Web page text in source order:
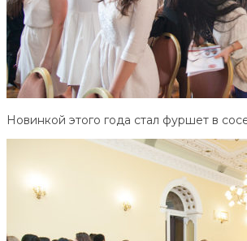
Новинкой этого года стал фуршет в